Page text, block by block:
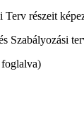
Terv részeit
Szabályozási
foglalva)